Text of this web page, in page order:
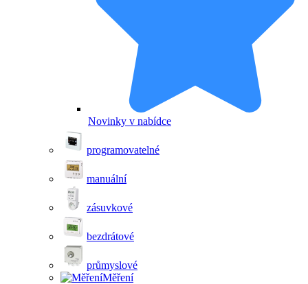
Novinky v nabídce
programovatelné
manuální
zásuvkové
bezdrátové
průmyslové
Měření